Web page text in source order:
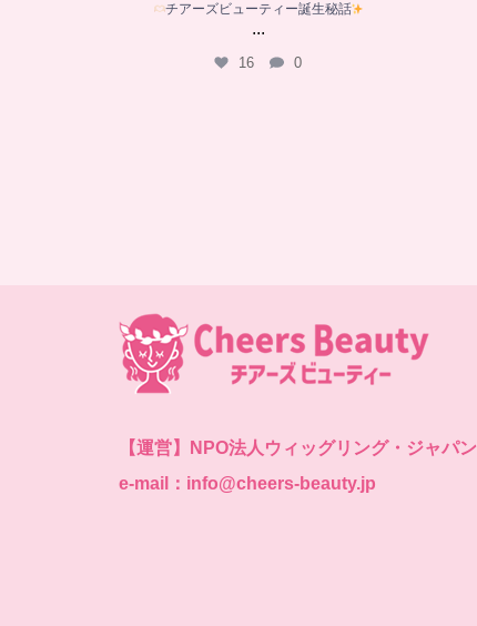
チアーズビューティー誕生秘話
...
16 0
【運営】
NPO法人ウィッグリング・ジャパン
e-mail：info@cheers-beauty.jp